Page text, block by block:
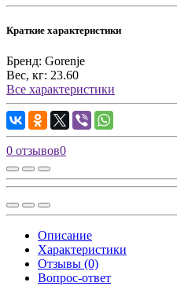
Краткие характеристики
Бренд: Gorenje
Вес, кг: 23.60
Все характеристики
0 отзывов0
Описание
Характеристики
Отзывы (0)
Вопрос-ответ